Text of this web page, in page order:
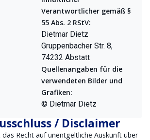
Verantwortlicher gemäß §
55 Abs. 2 RStV:
Dietmar Dietz
Gruppenbacher Str. 8,
74232 Abstatt
Quellenangaben für die
verwendeten Bilder und
Grafiken:
© Dietmar Dietz
/ Disclaimer
Recht auf unentgeltliche Auskunft über